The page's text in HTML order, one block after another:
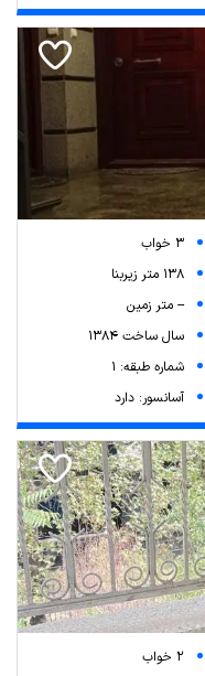
3 خواب
138 متر زیربنا
-- متر زمین
سال ساخت 1384
شماره طبقه: 1
آسانسور: دارد
2 خواب